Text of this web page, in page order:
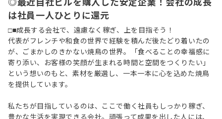
◎最近自社ビルを購入した安定企業！会社の成長
は社員一人ひとりに還元
□■成長する会社で、遠慮なく稼ぎ、上を目指そう！
代表がフレンチや和食の世界で経験を積んだ後たどり着いたの
が、ごまかしのきかない焼鳥の世界。「食べることの幸福感に
寄り添い、お客様の笑顔が生まれる時間と空間をつくりたい」
という想いのもと、素材を厳選し、一本一本に心を込めた焼鳥
を提供しています。
私たちが目指しているのは、ここで働く社員もしっかり稼ぎ、
豊かな生活を実現できる会社。頑張って成果を出した人には、